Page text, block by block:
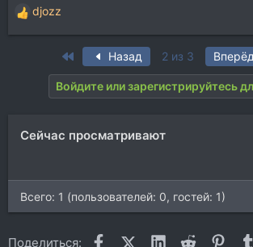
Р
е
djozz
First Назад 2 из 3 Вперёд
Войдите или зарегистрируйтесь
Сейчас просматривают
Всего: 1 (пользователей: 0, гостей: 1)
Поделиться: FacebookX (Twitter)
LinkedIn
Reddit